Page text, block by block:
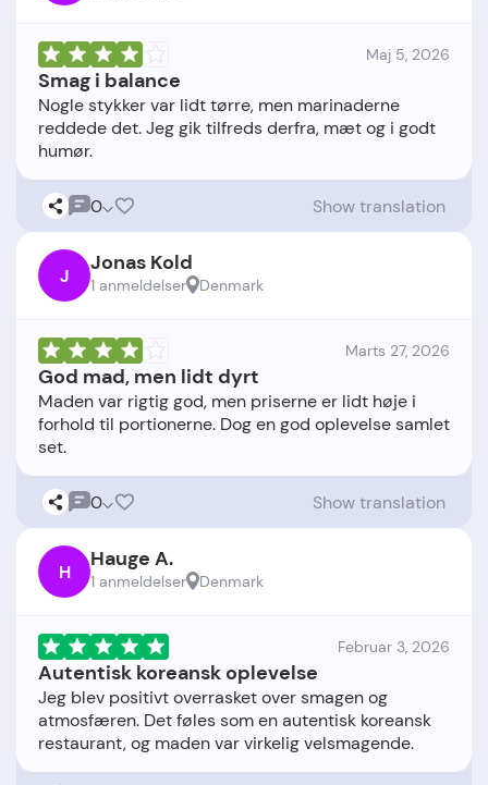
Maj 5, 2026
Smag i balance
Nogle stykker var lidt tørre, men marinaderne
reddede det. Jeg gik tilfreds derfra, mæt og i godt
0 Show translation
J Jonas Kold
1 anmeldelser Denmark
Marts 27, 2026
God mad, men lidt dyrt
Maden var rigtig god, men priserne er lidt høje i
forhold til portionerne. Dog en god oplevelse samlet
0 Show translation
H Hauge A.
1 anmeldelser Denmark
Februar 3, 2026
Autentisk koreansk oplevelse
Jeg blev positivt overrasket over smagen og
atmosfæren. Det føles som en autentisk koreansk